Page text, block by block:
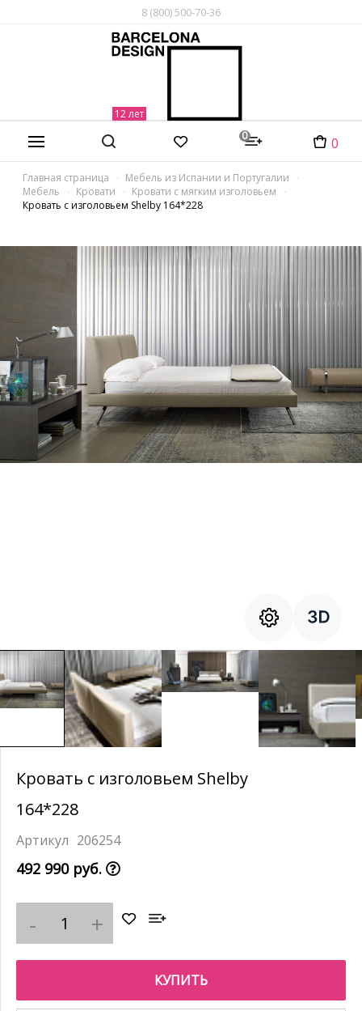
8 (800) 500-70-36
0 0
Главная страница
Мебель из Испании и Португалии
Мебель
Кровати
Кровати с мягким изголовьем
Кровать с изголовьем Shelby 164*228
Кровать с изголовьем Shelby
164*228
206254
492 990 руб.
КУПИТЬ